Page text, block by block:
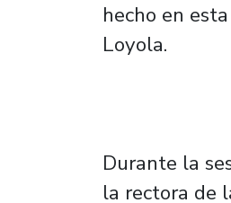
hecho en
Loyola.
Durante la
la rectora de